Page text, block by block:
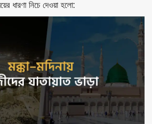
ধারণা নিচে দেওয়া হলো: